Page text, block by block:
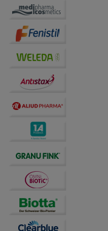
auf unserer
Bitte beachten Sie,
übertragen werden.